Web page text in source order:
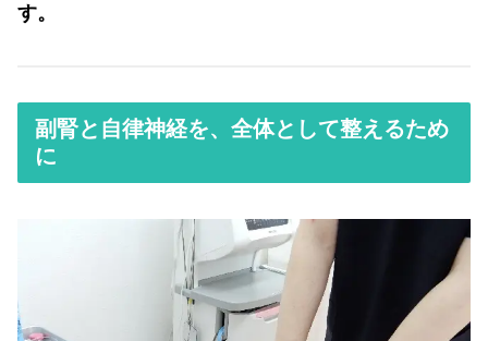
す。
副腎と自律神経を、全体として整えるため
に